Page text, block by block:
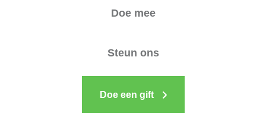
Doe mee
Steun ons
Doe een gift